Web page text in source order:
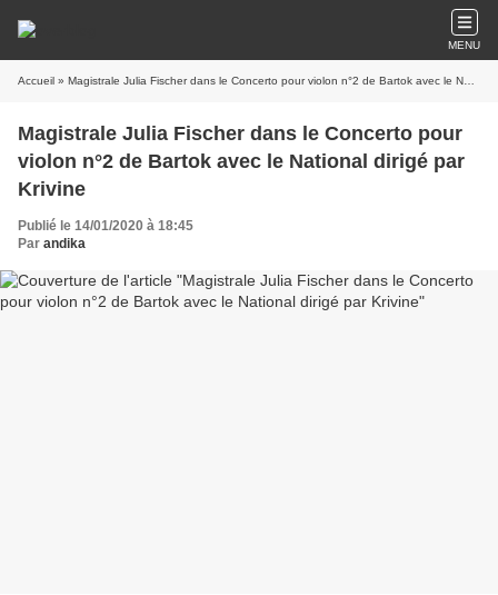
MENU
Accueil » Magistrale Julia Fischer dans le Concerto pour violon n°2 de Bartok avec le National dirigé par Krivine
Magistrale Julia Fischer dans le Concerto pour
violon n°2 de Bartok avec le National dirigé par
Krivine
Publié le 14/01/2020 à 18:45
Par andika